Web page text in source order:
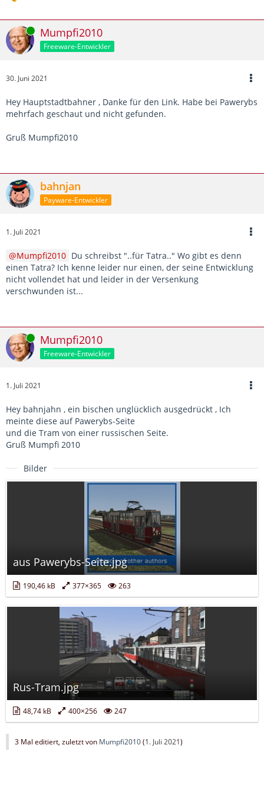
Online Mumpfi2010
Freeware-Entwickler
30. Juni 2021
Hey Hauptstadtbahner , Danke für den Link. Habe bei Pawerybs
mehrfach geschaut und nicht gefunden.
Gruß Mumpfi2010
bahnjan
Payware-Entwickler
1. Juli 2021
Mumpfi2010 Du schreibst "..für Tatra.." Wo gibt es denn
einen Tatra? Ich kenne leider nur einen, der seine Entwicklung
nicht vollendet hat und leider in der Versenkung
verschwunden ist...
Online Mumpfi2010
Freeware-Entwickler
1. Juli 2021
Hey bahnjahn , ein bischen unglücklich ausgedrückt , Ich
meinte diese auf Pawerybs-Seite
und die Tram von einer russischen Seite.
Gruß Mumpfi 2010
Bilder
aus Pawerybs-Seite.jpg
190,46 kB 377×365 263
Rus-Tram.jpg
48,74 kB 400×256 247
3 Mal editiert, zuletzt von Mumpfi2010(1. Juli 2021)